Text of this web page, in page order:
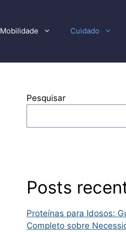
Mobilidade Cuidado
Pesquisar
Posts
Proteínas para Idosos:
Completo sobre